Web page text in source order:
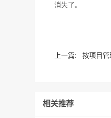
消失了。
上一篇: 按项目
相关推荐